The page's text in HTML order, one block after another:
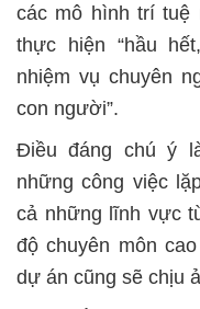
các mô hình trí tuệ
thực hiện “hầu
nhiệm vụ chuyên
con người”.
Điều đáng chú ý
những công việc
cả những lĩnh vực
độ chuyên môn
dự án cũng sẽ chịu